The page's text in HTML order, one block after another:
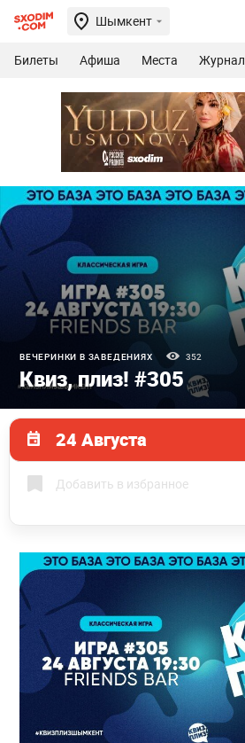
Шымкент
Билеты Афиша Места Журнал
ВЕЧЕРИНКИ В ЗАВЕДЕНИЯХ 352
Квиз, плиз! #305
24 Августа
Добавить в избранное